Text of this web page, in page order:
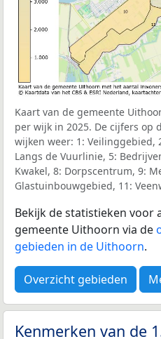
Kaart van de gemeente
per wijk in 2025. De cijfers op
wijken weer: 1: Veilinggebied,
Langs de Vuurlinie, 5:
Kwakel, 8: Dorpscentrum, 9:
Glastuinbouwgebied, 11:
Bekijk de statistieken voor
gemeente Uithoorn via de
gebieden in de Uithoorn.
Overzicht gebieden
Kenmerken van de